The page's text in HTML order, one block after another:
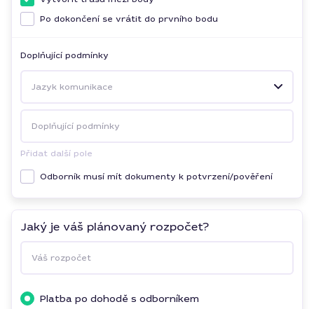
Po dokončení se vrátit do prvního bodu
Doplňující podmínky
Jazyk komunikace
Doplňující podmínky
Přidat další pole
Odborník musí mít dokumenty k potvrzení/pověření
Jaký je váš plánovaný rozpočet?
Váš rozpočet
Platba po dohodě s odborníkem